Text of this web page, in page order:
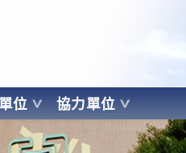
位 協力單位